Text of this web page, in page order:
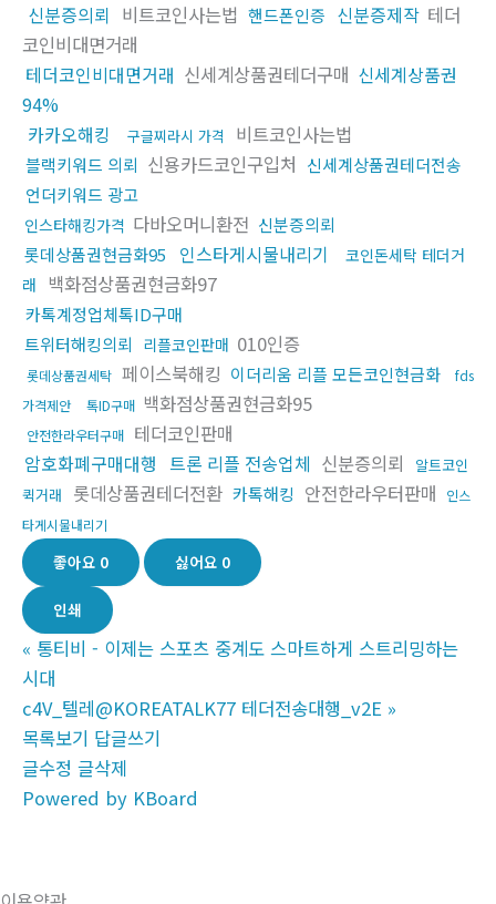
신분증의뢰 비트코인사는법 핸드폰인증 신분증제작 테더
코인비대면거래
테더코인비대면거래 신세계상품권테더구매 신세계상품권
94%
카카오해킹
구글찌라시 가격 비트코인사는법
블랙키워드 의뢰 신용카드코인구입처 신세계상품권테더전송
언더키워드 광고
인스타해킹가격 다바오머니환전 신분증의뢰
롯데상품권현금화95
인스타게시물내리기
코인돈세탁 테더거
래
백화점상품권현금화97
카톡계정업체톡ID구매
트위터해킹의뢰 리플코인판매 010인증
롯데상품권세탁 페이스북해킹 이더리움 리플 모든코인현금화
fds
가격제안
톡ID구매 백화점상품권현금화95
안전한라우터구매 테더코인판매
암호화폐구매대행 트론 리플 전송업체 신분증의뢰
알트코인
퀵거래
롯데상품권테더전환 카톡해킹 안전한라우터판매
인스
타게시물내리기
좋아요 0 싫어요 0
인쇄
« 통티비 - 이제는 스포츠 중계도 스마트하게 스트리밍하는
시대
c4V_텔레@KOREATALK77 테더전송대행_v2E »
목록보기 답글쓰기
글수정 글삭제
Powered by KBoard